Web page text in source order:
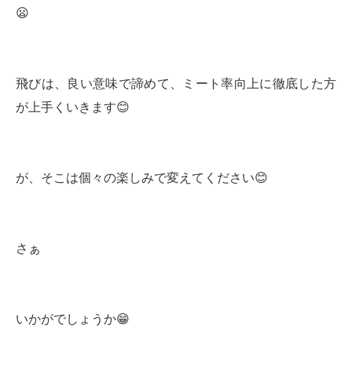
😦
飛びは、良い意味で諦めて、ミート率向上に徹底した方
が上手くいきます😊
が、そこは個々の楽しみで変えてください😊
さぁ
いかがでしょうか😁